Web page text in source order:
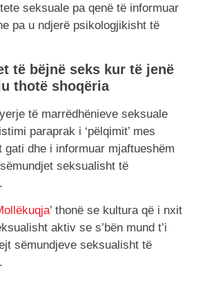
seksuale pa qenë të informuar
pa u ndjerë psikologjikisht të
të bëjnë seks kur të jenë
thotë shoqëria
të marrëdhënieve seksuale
paraprak i ‘pëlqimit’ mes
gati dhe i informuar mjaftueshëm
seksualisht të
’ thonë se kultura që i nxit
aktiv se s’bën mund t’i
sëmundjeve seksualisht të